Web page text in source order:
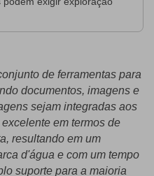
de ferramentas para
documentos, imagens e
sejam integradas aos
em termos de
resultando em um
d'água e com um tempo
suporte para a maioria